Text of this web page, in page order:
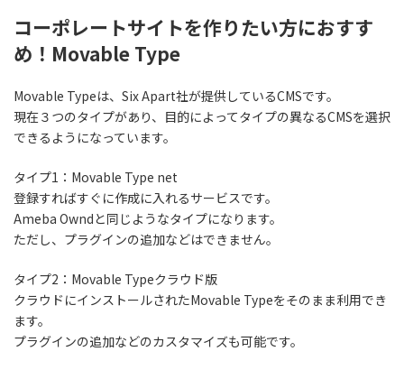
コーポレートサイトを作りたい方におすす
め！Movable Type
Movable Typeは、Six Apart社が提供しているCMSです。
現在３つのタイプがあり、目的によってタイプの異なるCMSを選択
できるようになっています。
タイプ1：Movable Type net
登録すればすぐに作成に入れるサービスです。
Ameba Owndと同じようなタイプになります。
ただし、プラグインの追加などはできません。
タイプ2：Movable Typeクラウド版
クラウドにインストールされたMovable Typeをそのまま利用でき
ます。
プラグインの追加などのカスタマイズも可能です。